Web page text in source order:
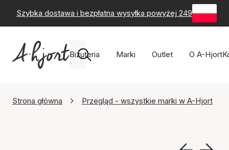
Szybka dostawa i bezpłatna wysyłka powyżej 249 zł -
Biżuteria Marki Outlet O A-Hjort
Strona główna Przegląd - wszystkie marki w A-Hjort